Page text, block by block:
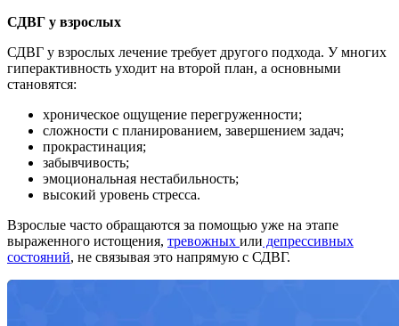
СДВГ у взрослых
СДВГ у взрослых лечение требует другого подхода. У многих
гиперактивность уходит на второй план, а основными
становятся:
хроническое ощущение перегруженности;
сложности с планированием, завершением задач;
прокрастинация;
забывчивость;
эмоциональная нестабильность;
высокий уровень стресса.
Взрослые часто обращаются за помощью уже на этапе
выраженного истощения, тревожных или депрессивных
состояний, не связывая это напрямую с СДВГ.